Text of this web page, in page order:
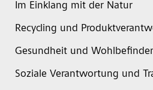
Im Einklang mit der Natur
Recycling und
Gesundheit und
Soziale Verantwortung und